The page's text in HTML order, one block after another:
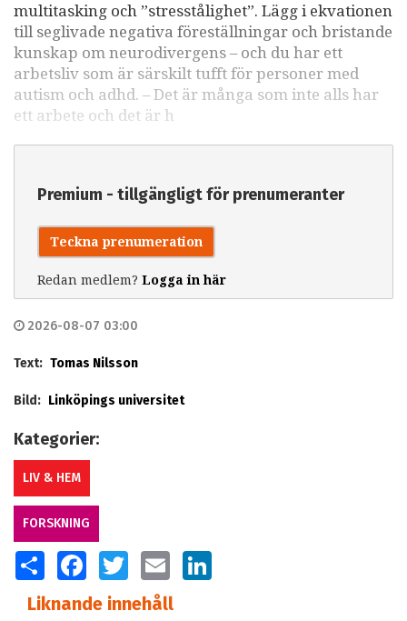
multitasking och ”stresstålighet”. Lägg i ekvationen
till seglivade negativa föreställningar och bristande
kunskap om neurodivergens – och du har ett
arbetsliv som är särskilt tufft för personer med
autism och adhd. – Det är många som inte alls har
ett arbete och det är h
Premium - tillgängligt för prenumeranter
Teckna prenumeration
Redan medlem? Logga in här
2026-08-07 03:00
Text: Tomas Nilsson
Bild: Linköpings universitet
Kategorier:
LIV & HEM
FORSKNING
SHARE FACEBOOKTWITTER EMAIL
Liknande innehåll